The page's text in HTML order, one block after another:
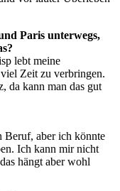
Paris unterwegs,
lebt meine
Zeit zu verbringen.
da kann man das gut
Beruf, aber ich könnte
Ich kann mir nicht
hängt aber wohl